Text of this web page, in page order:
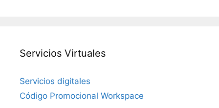
Servicios Virtuales
Servicios digitales
Código Promocional Workspace